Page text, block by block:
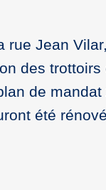
Jean
des
de
été